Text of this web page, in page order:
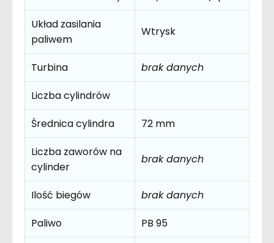
Układ zasilania
paliwem
Wtrysk
Turbina
brak danych
Liczba cylindrów
Średnica cylindra
72 mm
Liczba zaworów na
cylinder
brak danych
Ilość biegów
brak danych
Paliwo
PB 95